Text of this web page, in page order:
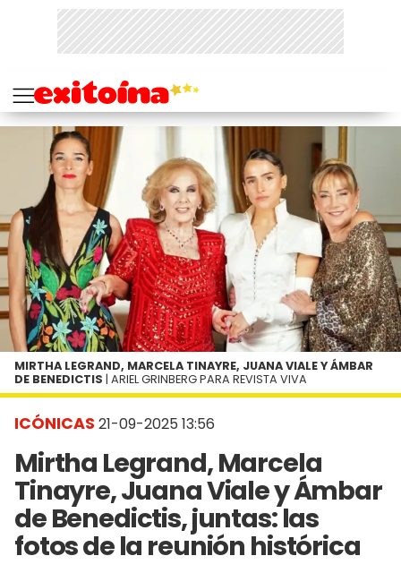
ICÓNICAS 21-09-2025 13:56
Mirtha Legrand, Marcela
Tinayre, Juana Viale y Ámbar
de Benedictis, juntas: las
fotos de la reunión histórica
MIRTHA LEGRAND, MARCELA TINAYRE, JUANA VIALE Y ÁMBAR
DE BENEDICTIS | ARIEL GRINBERG PARA REVISTA VIVA